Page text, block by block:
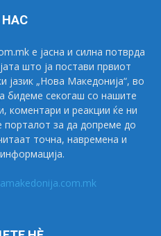
НАС
е јасна и силна потврда
што ја постави првиот
јазик „Нова Македонија“, во
бидеме секогаш со нашите
коментари и реакции ќе ни
порталот за да допреме до
точна, навремена и